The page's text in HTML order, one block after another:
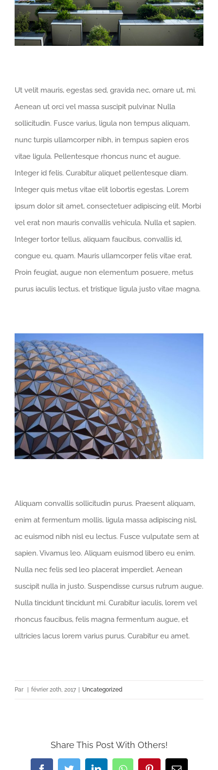
Ut velit mauris, egestas sed, gravida nec, ornare ut, mi.
Aenean ut orci vel massa suscipit pulvinar. Nulla
sollicitudin. Fusce varius, ligula non tempus aliquam,
nunc turpis ullamcorper nibh, in tempus sapien eros
vitae ligula. Pellentesque rhoncus nunc et augue.
Integer id felis. Curabitur aliquet pellentesque diam.
Integer quis metus vitae elit lobortis egestas. Lorem
ipsum dolor sit amet, consectetuer adipiscing elit. Morbi
vel erat non mauris convallis vehicula. Nulla et sapien.
Integer tortor tellus, aliquam faucibus, convallis id,
congue eu, quam. Mauris ullamcorper felis vitae erat.
Proin feugiat, augue non elementum posuere, metus
purus iaculis lectus, et tristique ligula justo vitae magna.
Aliquam convallis sollicitudin purus. Praesent aliquam,
enim at fermentum mollis, ligula massa adipiscing nisl,
ac euismod nibh nisl eu lectus. Fusce vulputate sem at
sapien. Vivamus leo. Aliquam euismod libero eu enim.
Nulla nec felis sed leo placerat imperdiet. Aenean
suscipit nulla in justo. Suspendisse cursus rutrum augue.
Nulla tincidunt tincidunt mi. Curabitur iaculis, lorem vel
rhoncus faucibus, felis magna fermentum augue, et
ultricies lacus lorem varius purus. Curabitur eu amet.
Par février 20th, 2017 Uncategorized
Share This Post With Others!